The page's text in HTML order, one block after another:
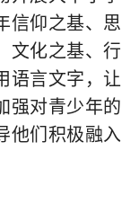
信仰之基、思
文化之基、行
语言文字，让
强对青少年的
他们积极融入